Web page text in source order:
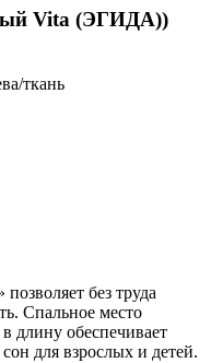
Vita (ЭГИДА))
ткань
без труда
Спальное место
длину обеспечивает
для взрослых и детей.